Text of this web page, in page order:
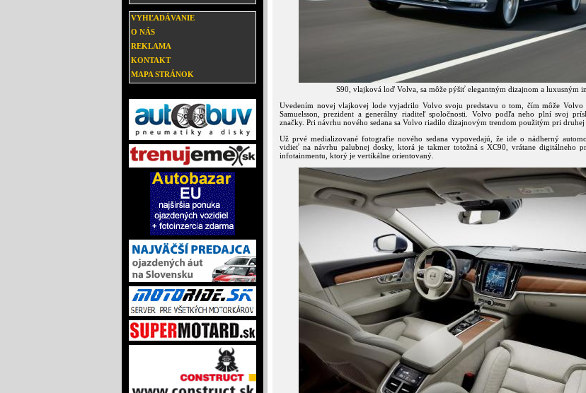
VYHĽADÁVANIE
O NÁS
REKLAMA
KONTAKT
MAPA STRÁNOK
S90, vlajková loď Volva, sa môže pýšiť elegantným dizajnom a luxusným
Uvedením novej vlajkovej lode vyjadrilo Volvo svoju predstavu o tom, čím môže Volvo
Samuelsson, prezident a generálny riaditeľ spoločnosti. Volvo podľa neho plní svoj
značky. Pri návrhu nového sedana sa Volvo riadilo dizajnovým trendom použitým pri druhej
Už prvé medializované fotografie nového sedana vypovedajú, že ide o nádherný
vidieť na návrhu palubnej dosky, ktorá je takmer totožná s XC90, vrátane digitálneho
infotainmentu, ktorý je vertikálne orientovaný.